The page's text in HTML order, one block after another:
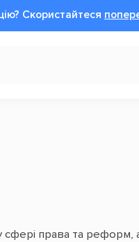
Cкористайтеся
права та